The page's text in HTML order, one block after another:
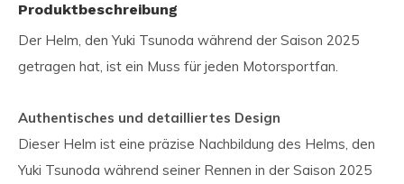
Produktbeschreibung
Der Helm, den Yuki Tsunoda während der Saison 2025
getragen hat, ist ein Muss für jeden Motorsportfan.
Authentisches und detailliertes Design
Dieser Helm ist eine präzise Nachbildung des Helms, den
Yuki Tsunoda während seiner Rennen in der Saison 2025